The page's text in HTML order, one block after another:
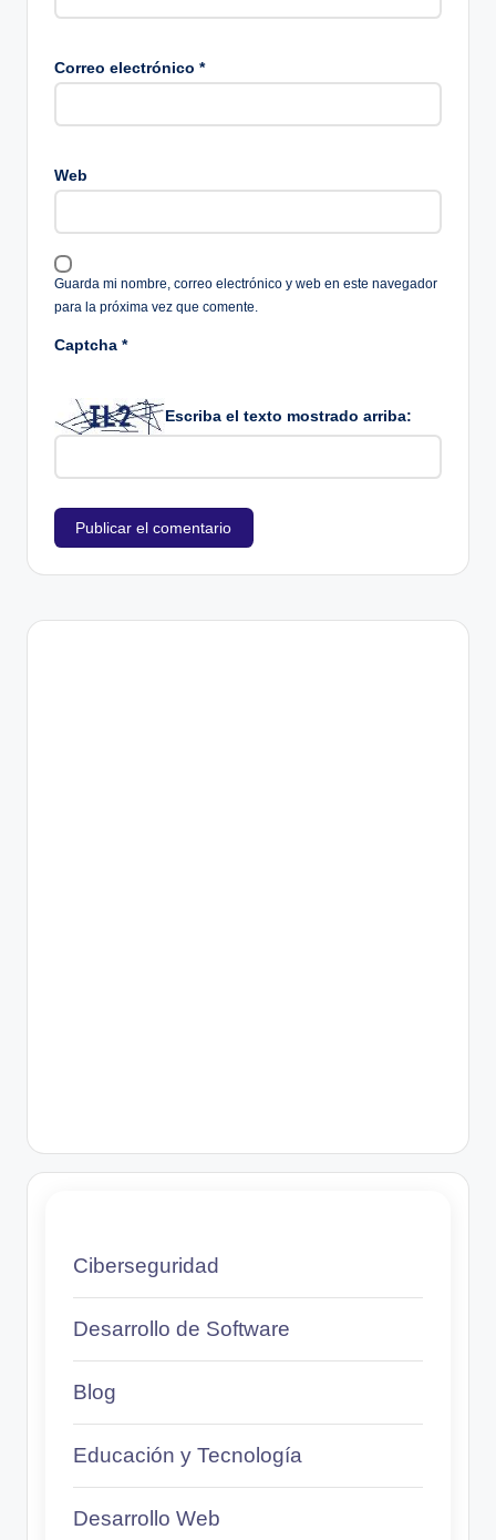
Correo electrónico *
Web
Guarda mi nombre, correo electrónico y web en este navegador
para la próxima vez que comente.
Captcha *
Escriba el texto mostrado arriba:
Ciberseguridad
Desarrollo de Software
Blog
Educación y Tecnología
Desarrollo Web